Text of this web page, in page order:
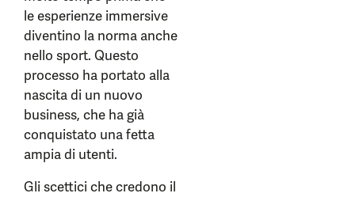
le esperienze immersive
diventino la norma anche
nello sport. Questo
processo ha portato alla
nascita di un nuovo
business, che ha già
conquistato una fetta
ampia di utenti.
Gli scettici che credono il